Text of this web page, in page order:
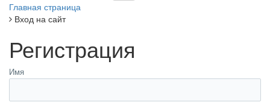
Главная страница
Вход на сайт
Регистрация
Имя